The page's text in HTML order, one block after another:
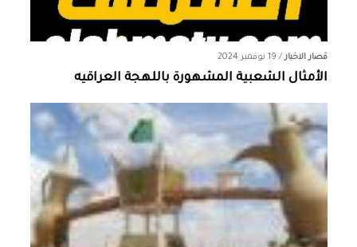
قصار الاخبار/ 19 نوفمبر 2024
الأمثال الشعبية المشهورة باللهجة العراقيه